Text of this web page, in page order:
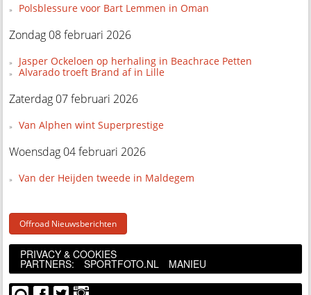
Polsblessure voor Bart Lemmen in Oman
Zondag 08 februari 2026
Jasper Ockeloen op herhaling in Beachrace Petten
Alvarado troeft Brand af in Lille
Zaterdag 07 februari 2026
Van Alphen wint Superprestige
Woensdag 04 februari 2026
Van der Heijden tweede in Maldegem
Offroad Nieuwsberichten
PRIVACY & COOKIES
PARTNERS: SPORTFOTO.NL MANIEU